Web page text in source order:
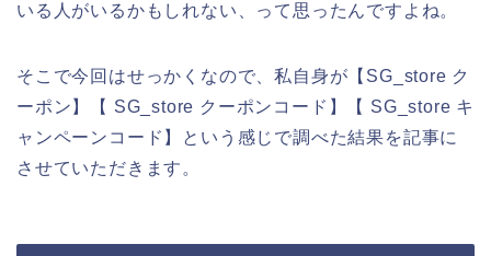
いる人がいるかもしれない、って思ったんですよね。
そこで今回はせっかくなので、私自身が【SG_store ク
ーポン】【 SG_store クーポンコード】【 SG_store キ
ャンペーンコード】という感じで調べた結果を記事に
させていただきます。